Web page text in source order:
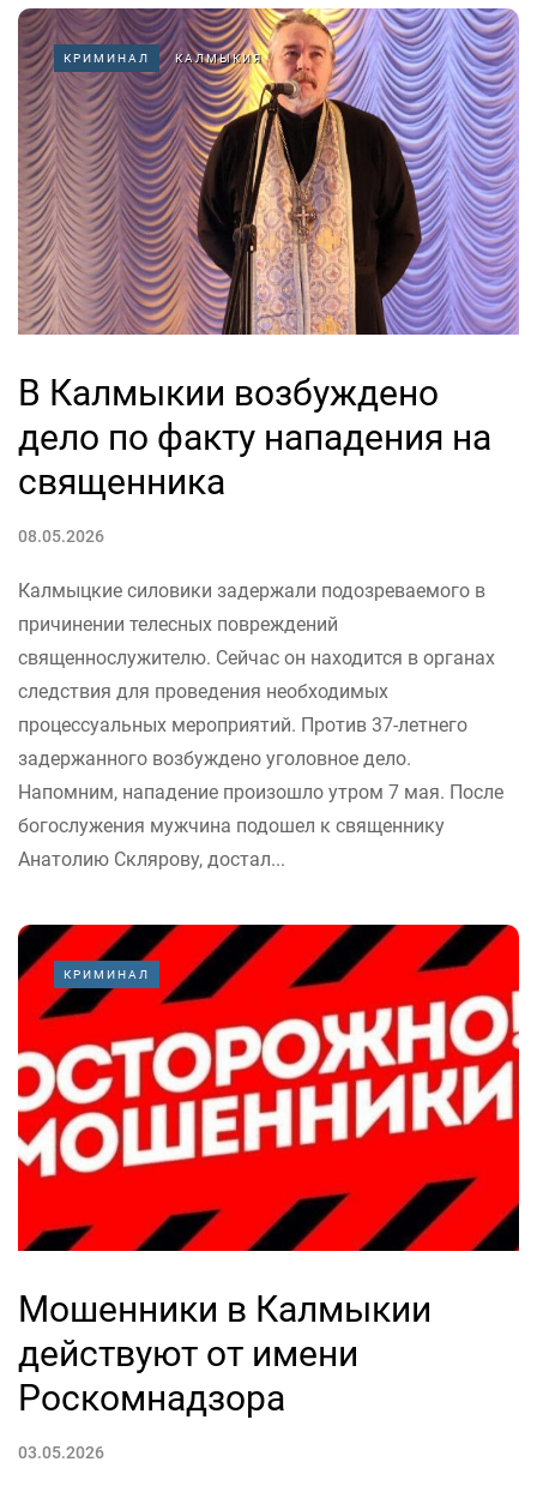
КРИМИНАЛ КАЛМЫКИЯ
В Калмыкии возбуждено
дело по факту нападения на
священника
08.05.2026
Калмыцкие силовики задержали подозреваемого в
причинении телесных повреждений
священнослужителю. Сейчас он находится в органах
следствия для проведения необходимых
процессуальных мероприятий. Против 37-летнего
задержанного возбуждено уголовное дело.
Напомним, нападение произошло утром 7 мая. После
богослужения мужчина подошел к священнику
Анатолию Склярову, достал...
КРИМИНАЛ
Мошенники в Калмыкии
действуют от имени
Роскомнадзора
03.05.2026